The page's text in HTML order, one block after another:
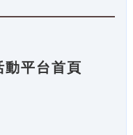
平台首頁